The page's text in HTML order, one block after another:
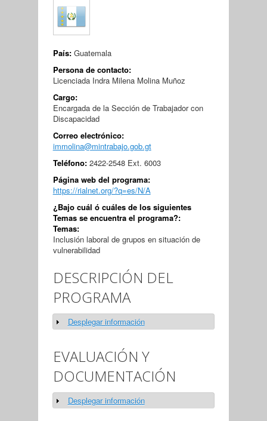
País: Guatemala
Persona de contacto:
Licenciada Indra Milena Molina Muñoz
Cargo:
Encargada de la Sección de Trabajador con
Discapacidad
Correo electrónico:
immolina@mintrabajo.gob.gt
Teléfono: 2422-2548 Ext. 6003
Página web del programa:
https://rialnet.org/?q=es/N/A
¿Bajo cuál ó cuáles de los siguientes
Temas se encuentra el programa?:
Temas:
Inclusión laboral de grupos en situación de
vulnerabilidad
DESCRIPCIÓN DEL
PROGRAMA
Show
Desplegar información
EVALUACIÓN Y
DOCUMENTACIÓN
Show
Desplegar información